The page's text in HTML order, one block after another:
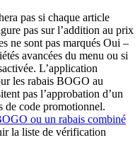
pas si chaque article
pas sur l’addition au prix
ne sont pas marqués Oui –
avancées du menu ou si
L’application
les rabais BOGO au
pas l’approbation d’un
de code promotionnel.
ou un rabais combiné
la liste de vérification